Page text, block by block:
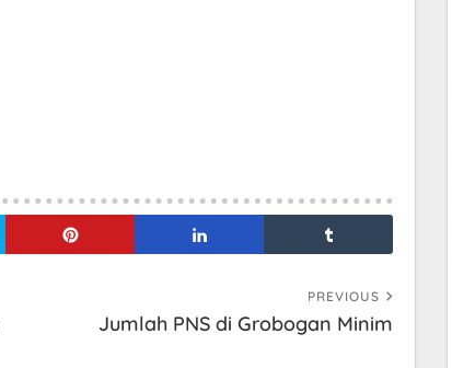
PREVIOUS
Jumlah PNS di Grobogan Minim